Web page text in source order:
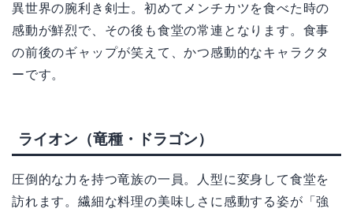
異世界の腕利き剣士。初めてメンチカツを食べた時の
感動が鮮烈で、その後も食堂の常連となります。食事
の前後のギャップが笑えて、かつ感動的なキャラクタ
ーです。
ライオン（竜種・ドラゴン）
圧倒的な力を持つ竜族の一員。人型に変身して食堂を
訪れます。繊細な料理の美味しさに感動する姿が「強